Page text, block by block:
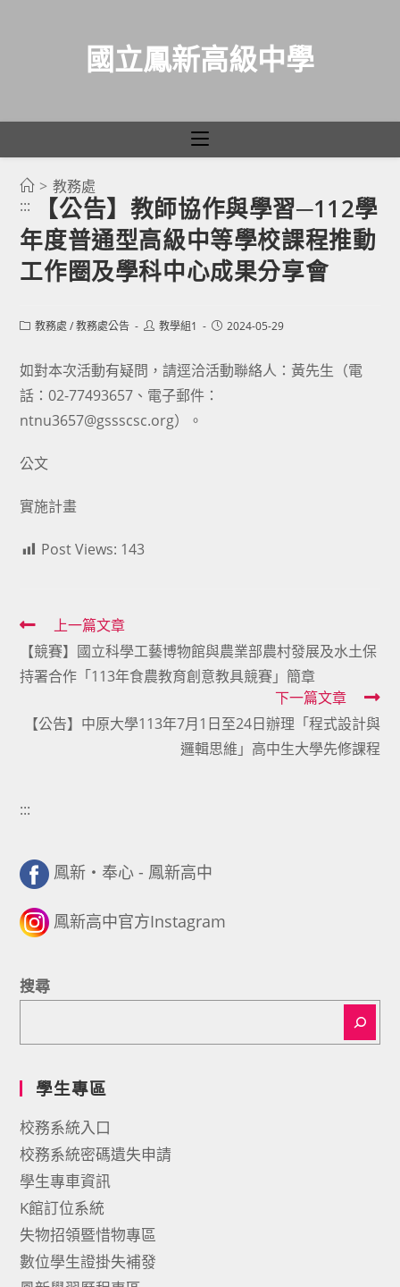
國立鳳新高級中學
> 教務處
:::
【公告】教師協作與學習─112學
年度普通型高級中等學校課程推動
工作圈及學科中心成果分享會
Post教務處 / 教務處公告
Post教學組1
Post2024-05-29
如對本次活動有疑問，請逕洽活動聯絡人：黃先生（電
話：02-77493657、電子郵件：
ntnu3657@gssscsc.org）。
公文
實施計畫
Post Views: 143
Read
more
articles
上一篇文章
【競賽】國立科學工藝博物館與農業部農村發展及水土保
持署合作「113年食農教育創意教具競賽」簡章
下一篇文章
【公告】中原大學113年7月1日至24日辦理「程式設計與
邏輯思維」高中生大學先修課程
:::
鳳新・奉心 - 鳳新高中
鳳新高中官方Instagram
搜尋
學生專區
校務系統入口
校務系統密碼遺失申請
學生專車資訊
K館訂位系統
失物招領暨惜物專區
數位學生證掛失補發